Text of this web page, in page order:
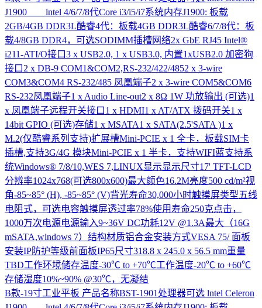
J1900 lntel 4/6/7/8代Core i3/i5/i7系统内存J1900: 板载
2GB/4GB DDR3L酷睿4代：板载4GB DDR3L酷睿6/7/8代：板
载4/8GB DDR4，可选SODIMM插槽网络2x GbE RJ45 Intel®
i211-ATI/O接口3 x USB2.0, 1 x USB3.0, 内置1xUSB2.0 加密狗
接口2 x DB-9 COM1&COM2,RS-232/422/4852 x 3-wire
COM3&COM4 RS-232/485 凤凰端子2 x 3-wire COM5&COM6
RS-232凤凰端子1 x Audio Line-out2 x 8Ω 1W 功放输出 (可选)1
x 凤凰端子远程开关接口1 x HDMI1 x AT/ATX 拨码开关1 x
14bit GPIO (可选)存储1 x MSATA1 x SATA(2.5'SATA )1 x
M.2(仅酷睿系列支持)扩展槽Mini-PCIE x 1 全卡，板载SIM卡
插槽,支持3G/4G 模块Mini-PCIE x 1 半卡，支持WIFI蓝支持系
统Windows® 7/8/10,WES 7,LINUX显示显示尺寸17' TFT-LCD
分辨率1024x768(可选800x600)最大颜色16.2M亮度500 cd/m²视
角-85~85° (H), -85~85° (V)背光寿命30,000小时触摸屏类型五线
电阻式，可选电容触摸屏透过率78%使用寿命250克点击，
1000万次电源电源输入9~36V DC功耗12V @1.3A最大（16G
mSATA,windows 7）结构材质铝合金安装方式VESA 75/ 面板
安装IP防护等级前面板IP65尺寸318.8 x 245.0 x 56.5 mm重量
TBD工作环境储存温度-30℃ to +70℃工作温度-20℃ to +60℃
存储湿度10%~90% @30℃，无凝结
B款-19寸工业平板 产品名称BST-1901处理器可选 lntel Celeron